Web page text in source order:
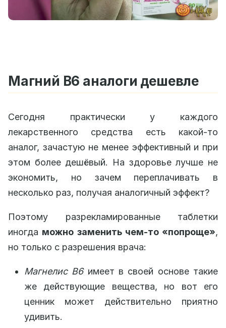
Магний B6 аналоги дешевле
Сегодня практически у каждого
лекарственного средства есть какой-то
аналог, зачастую не менее эффективный и при
этом более дешёвый. На здоровье лучше не
экономить, но зачем переплачивать в
несколько раз, получая аналогичный эффект?
Поэтому разрекламированные таблетки
иногда можно заменить чем-то «попроще»,
но только с разрешения врача:
Магнелис B6имеет в своей основе такие
же действующие вещества, но вот его
ценник может действительно приятно
удивить.